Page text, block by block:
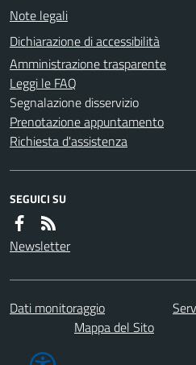
Note legali
Dichiarazione di accessibilità
Amministrazione trasparente
Leggi le FAQ
Segnalazione disservizio
Prenotazione appuntamento
Richiesta d'assistenza
SEGUICI SU
Newsletter
Dati monitoraggio
Mappa del Sito